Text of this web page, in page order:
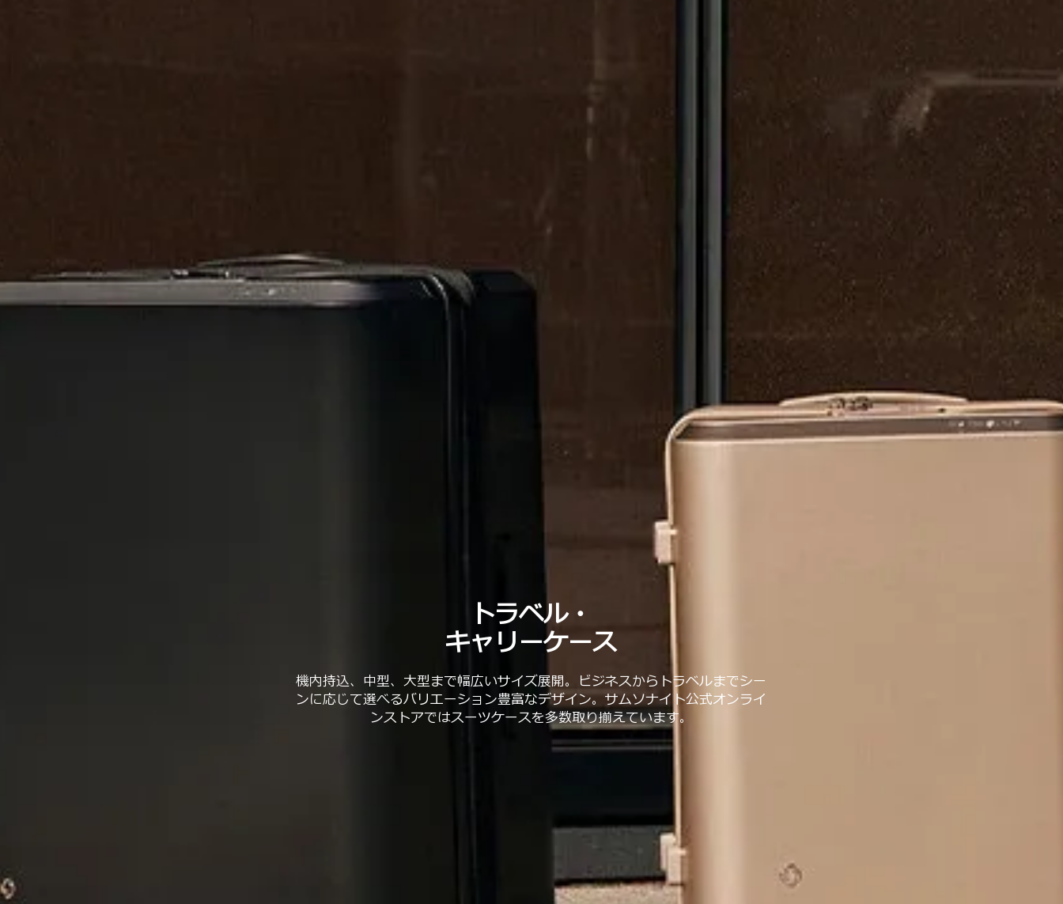
トラベル・
キャリーケース
機内持込、中型、大型まで幅広いサイズ展開。ビジネスからトラベルまでシー
ンに応じて選べるバリエーション豊富なデザイン。サムソナイト公式オンライ
ンストアではスーツケースを多数取り揃えています。